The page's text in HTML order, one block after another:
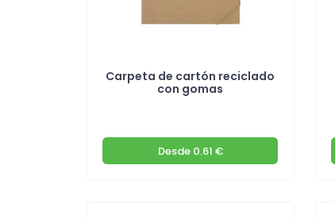
Carpeta de cartón reciclado
con gomas
Desde0.61 €